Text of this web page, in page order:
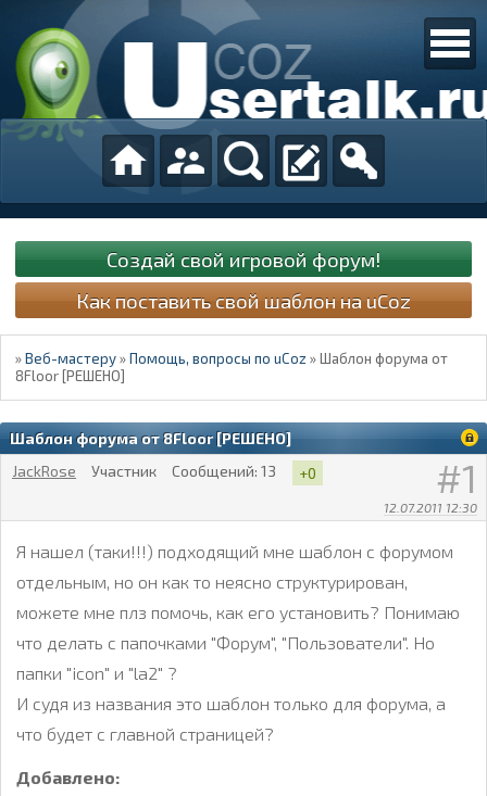
Создай свой игровой форум!
Как поставить свой шаблон на uCoz
»Веб-мастеру »Помощь, вопросы по uCoz »Шаблон форума от
8Floor [РЕШЕНО]
Шаблон форума от 8Floor [РЕШЕНО]
1
12.07.2011 12:30
JackRose Участник Сообщений: 13 +0
Я нашел (таки!!!) подходящий мне шаблон с форумом
отдельным, но он как то неясно структурирован,
можете мне плз помочь, как его установить? Понимаю
что делать с папочками "Форум", "Пользователи". Но
папки "icon" и "la2" ?
И судя из названия это шаблон только для форума, а
что будет с главной страницей?
Добавлено: